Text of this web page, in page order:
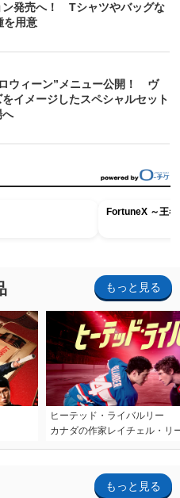
ン発売へ！ Tシャツやバッグな
を用意
ウィーン”メニュー公開！ ヴ
をイメージしたスペシャルセット
へ
FortuneX ～王
もっと見る
ヒーテッド・ライバルリー
カナダの作家レイチェル・リ
もっと見る